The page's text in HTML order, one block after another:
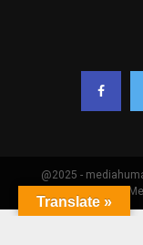
@2025 -
Developed by
Translate »